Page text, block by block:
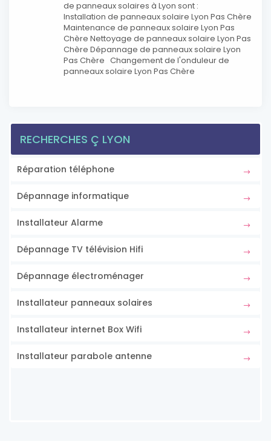
de panneaux solaires à Lyon sont :
Installation de panneaux solaire Lyon Pas Chère
Maintenance de panneaux solaire Lyon Pas
Chère Nettoyage de panneaux solaire Lyon Pas
Chère Dépannage de panneaux solaire Lyon
Pas Chère Changement de l'onduleur de
panneaux solaire Lyon Pas Chère
RECHERCHES Ç LYON
Réparation téléphone
Dépannage informatique
Installateur Alarme
Dépannage TV télévision Hifi
Dépannage électroménager
Installateur panneaux solaires
Installateur internet Box Wifi
Installateur parabole antenne